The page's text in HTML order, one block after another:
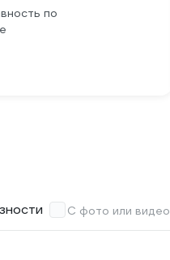
по
С фото или видео